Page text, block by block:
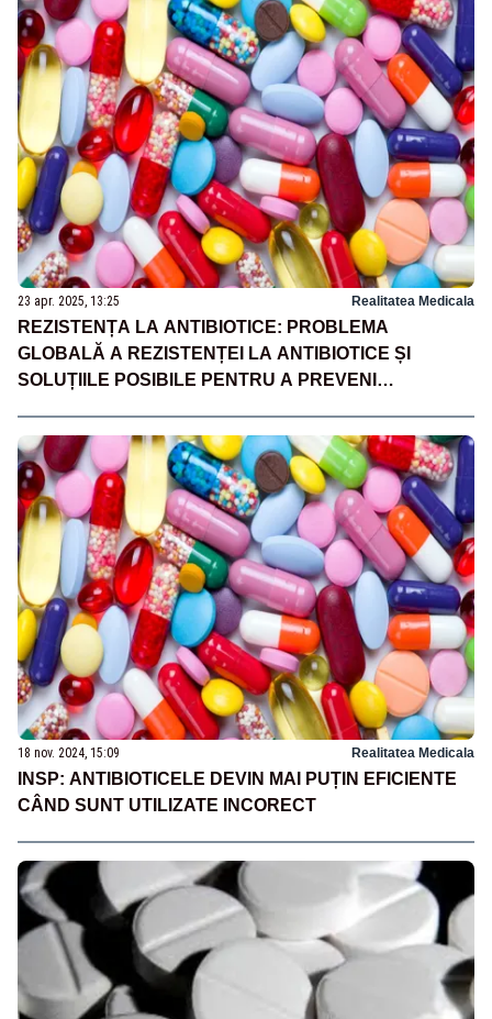
23 apr. 2025, 13:25 Realitatea Medicala
REZISTENȚA LA ANTIBIOTICE: PROBLEMA
GLOBALĂ A REZISTENȚEI LA ANTIBIOTICE ȘI
SOLUȚIILE POSIBILE PENTRU A PREVENI
18 nov. 2024, 15:09 Realitatea Medicala
INSP: ANTIBIOTICELE DEVIN MAI PUȚIN EFICIENTE
CÂND SUNT UTILIZATE INCORECT